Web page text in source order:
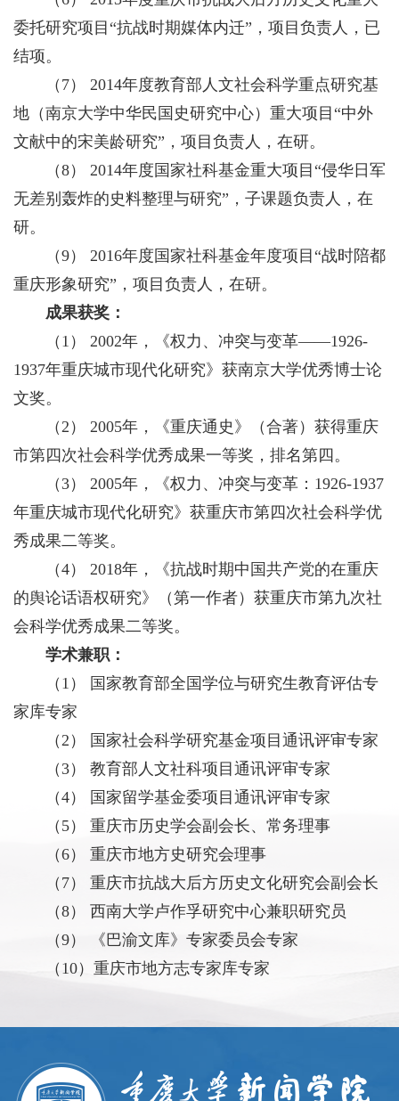
委托研究项目“抗战时期媒体内迁”，项目负责人，已
结项。
（7） 2014年度教育部人文社会科学重点研究基
地（南京大学中华民国史研究中心）重大项目“中外
文献中的宋美龄研究”，项目负责人，在研。
（8） 2014年度国家社科基金重大项目“侵华日军
无差别轰炸的史料整理与研究”，子课题负责人，在
研。
（9） 2016年度国家社科基金年度项目“战时陪都
重庆形象研究”，项目负责人，在研。
成果获奖：
（1） 2002年，《权力、冲突与变革——1926-
1937年重庆城市现代化研究》获南京大学优秀博士论
文奖。
（2） 2005年，《重庆通史》（合著）获得重庆
市第四次社会科学优秀成果一等奖，排名第四。
（3） 2005年，《权力、冲突与变革：1926-1937
年重庆城市现代化研究》获重庆市第四次社会科学优
秀成果二等奖。
（4） 2018年，《抗战时期中国共产党的在重庆
的舆论话语权研究》（第一作者）获重庆市第九次社
会科学优秀成果二等奖。
学术兼职：
（1） 国家教育部全国学位与研究生教育评估专
家库专家
（2） 国家社会科学研究基金项目通讯评审专家
（3） 教育部人文社科项目通讯评审专家
（4） 国家留学基金委项目通讯评审专家
（5） 重庆市历史学会副会长、常务理事
（6） 重庆市地方史研究会理事
（7） 重庆市抗战大后方历史文化研究会副会长
（8） 西南大学卢作孚研究中心兼职研究员
（9） 《巴渝文库》专家委员会专家
（10）重庆市地方志专家库专家